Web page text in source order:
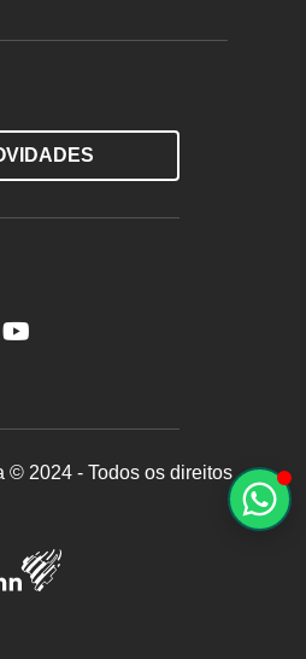
YouTube
© 2024 - Todos os direitos